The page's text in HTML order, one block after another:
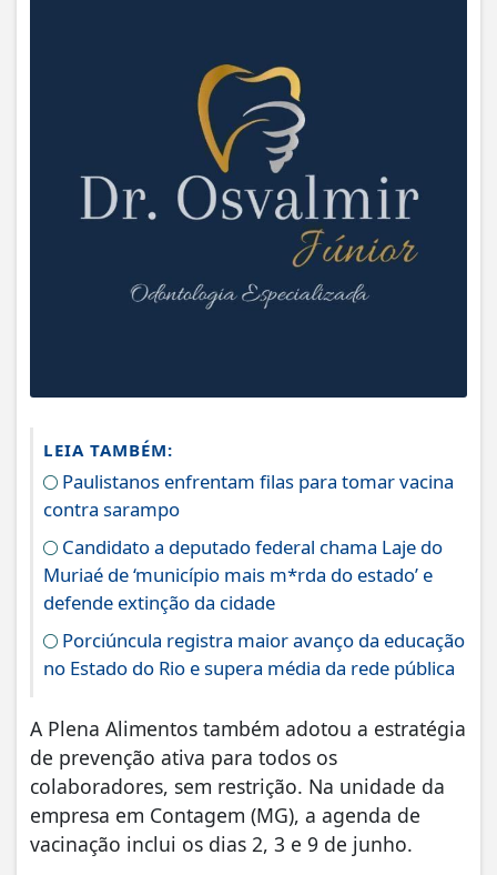
LEIA TAMBÉM:
Paulistanos enfrentam filas para tomar vacina
contra sarampo
Candidato a deputado federal chama Laje do
Muriaé de ‘município mais m*rda do estado’ e
defende extinção da cidade
Porciúncula registra maior avanço da educação
no Estado do Rio e supera média da rede pública
A Plena Alimentos também adotou a estratégia
de prevenção ativa para todos os
colaboradores, sem restrição. Na unidade da
empresa em Contagem (MG), a agenda de
vacinação inclui os dias 2, 3 e 9 de junho.